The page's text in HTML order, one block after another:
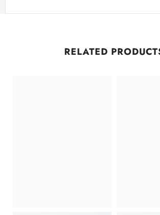
RELATED